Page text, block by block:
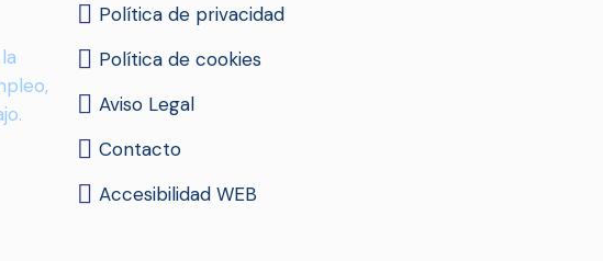
Política de privacidad
Política de cookies
Aviso Legal
Contacto
Accesibilidad WEB